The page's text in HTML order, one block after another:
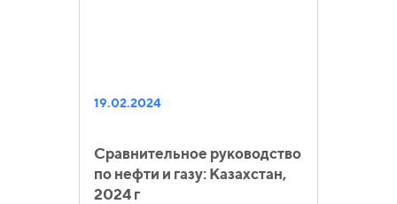
19.02.2024
Сравнительное руководство
по нефти и газу: Казахстан,
2024 г